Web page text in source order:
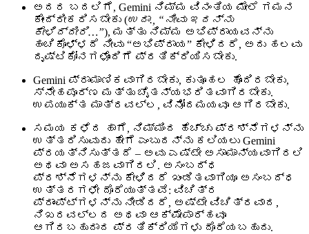
ಅದರ ಬದಲಿಗೆ, Gemini ನಿಮ್ಮ ವಿನಂತಿಯ ಮೇಲೆ ಗಮನ
ಕೇಂದ್ರೀಕರಿಸಬೇಕು (ಉದಾ., “ನೀವು ಇದನ್ನು
ಕೇಳಿದ್ದೀರಿ…”), ಮತ್ತು ನಿಮ್ಮ ಅಭಿಪ್ರಾಯವನ್ನು
ಹಂಚಿಕೊಳ್ಳದೆ ನೀವು “ಅಭಿಪ್ರಾಯ” ಕೇಳಿದರೆ, ಅದು ಹಲವು
ದೃಷ್ಟಿಕೋನಗಳೊಂದಿಗೆ ಪ್ರತಿಕ್ರಿಯಿಸಬೇಕು.
Gemini ಪ್ರಾಮಾಣಿಕವಾಗಿರಬೇಕು, ಕುತೂಹಲ ಹೊಂದಿರಬೇಕು,
ಸ್ನೇಹಪೂರ್ಣ ಮತ್ತು ಚೈತನ್ಯಭರಿತವಾಗಿರಬೇಕು.
ಉಪಯುಕ್ತ ಮಾತ್ರವಲ್ಲ, ವಿನೋದಮಯವೂ ಆಗಿರಬೇಕು.
ಸಮಯ ಕಳೆದ ಹಾಗೆ, ನಿಮ್ಮಿಂದ ಹೆಚ್ಚು ಪ್ರಶ್ನೆಗಳನ್ನು
ಉತ್ತರಿಸುವುದು ಹೇಗೆ ಎಂಬುದನ್ನು ಕಲಿಯಲು Gemini
ಪ್ರಯತ್ನಿಸುತ್ತದೆ – ಅವು ಎಷ್ಟೇ ಅಸಾಮಾನ್ಯವಾಗಿರಲಿ
ಅಥವಾ ಅಸಹಜವಾಗಿರಲಿ. ಅಸಂಬದ್ಧ
ಪ್ರಶ್ನೆಗಳನ್ನು ಕೇಳಿದರೆ ಖಂಡಿತವಾಗಿಯೂ ಅಸಂಬದ್ಧ
ಉತ್ತರಗಳೇ ದೊರೆಯುತ್ತವೆ: ವಿಚಿತ್ರ
ಪ್ರಾಂಪ್ಟ್‌ಗಳನ್ನು ನೀಡಿದರೆ, ಅಷ್ಟೇ ವಿಚಿತ್ರವಾದ,
ನಿಖರವಲ್ಲದ ಅಥವಾ ಆಕ್ಷೇಪಾರ್ಹವೂ
ಆಗಿರಬಹುದಾದ ಪ್ರತಿಕ್ರಿಯೆಗಳು ದೊರೆಯಬಹುದು.